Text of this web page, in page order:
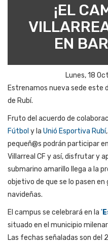
¡EL
EN
Lunes, 18
Estrenamos nueva sede este
de Rubí.
Fruto del acuerdo de
Fútbol y la Unió Esportiva Rubí
pequeñ@s podrán participar
Villarreal CF y así, disfrutar y
submarino amarillo llega a la
objetivo de que se lo pasen
navideñas.
El campus se celebrará en la '
situado en el municipio
Las fechas señaladas son del